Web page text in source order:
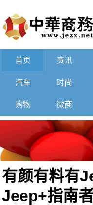
首页 资讯
汽车 时尚
购物 微商
有颜有料有
Jeep+指南